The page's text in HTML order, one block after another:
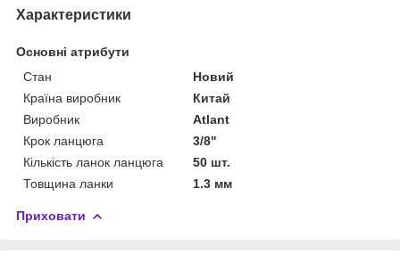
Характеристики
Основні атрибути
Стан
Новий
Країна виробник
Китай
Виробник
Atlant
Крок ланцюга
3/8"
Кількість ланок ланцюга
50 шт.
Товщина ланки
1.3 мм
Приховати